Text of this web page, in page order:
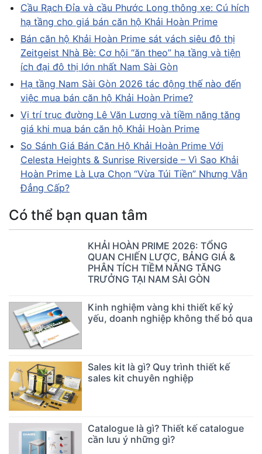
Cầu Rạch Đỉa và cầu Phước Long thông xe: Cú hích
hạ tầng cho giá bán căn hộ Khải Hoàn Prime
Bán căn hộ Khải Hoàn Prime sát vách siêu đô thị
Zeitgeist Nhà Bè: Cơ hội “ăn theo” hạ tầng và tiện
ích đại đô thị lớn nhất Nam Sài Gòn
Hạ tầng Nam Sài Gòn 2026 tác động thế nào đến
việc mua bán căn hộ Khải Hoàn Prime?
Vị trí trục đường Lê Văn Lương và tiềm năng tăng
giá khi mua bán căn hộ Khải Hoàn Prime
So Sánh Giá Bán Căn Hộ Khải Hoàn Prime Với
Celesta Heights & Sunrise Riverside – Vì Sao Khải
Hoàn Prime Là Lựa Chọn “Vừa Túi Tiền” Nhưng Vẫn
Đẳng Cấp?
Có thể bạn quan tâm
KHẢI HOÀN PRIME 2026: TỔNG
QUAN CHIẾN LƯỢC, BẢNG GIÁ &
PHÂN TÍCH TIỀM NĂNG TĂNG
TRƯỞNG TẠI NAM SÀI GÒN
Kinh nghiệm vàng khi thiết kế kỷ
yếu, doanh nghiệp không thể bỏ qua
Sales kit là gì? Quy trình thiết kế
sales kit chuyên nghiệp
Catalogue là gì? Thiết kế catalogue
cần lưu ý những gì?